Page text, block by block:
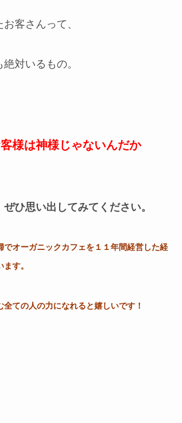
客さんって、
対いるもの。
様は神様じゃないんだか
ひ思い出してみてください。
オーガニックカフェを１１年間経営した経
す。
ての人の力になれると嬉しいです！